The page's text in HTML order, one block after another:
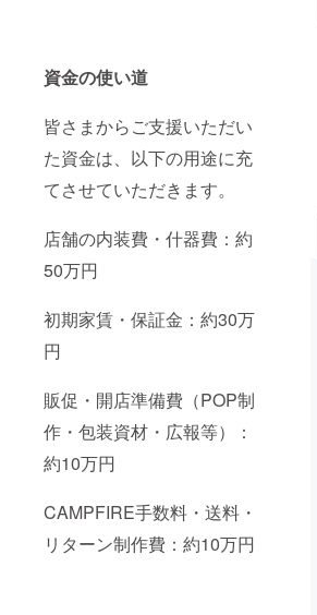
資金の使い道
皆さまからご支援いただい
た資金は、以下の用途に充
てさせていただきます。
店舗の内装費・什器費：約
50万円
初期家賃・保証金：約30万
円
販促・開店準備費（POP制
作・包装資材・広報等）：
約10万円
CAMPFIRE手数料・送料・
リターン制作費：約10万円